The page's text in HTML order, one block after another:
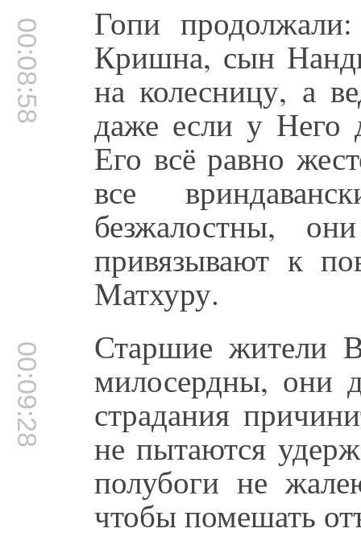
00:08:58 Гопи
Кришна, сын
на колесницу, а
даже если у Него
Его всё равно
все
безжалостны,
привязывают к
Матхуру.
00:09:28 Старшие жители
милосердны, они
страдания
не пытаются
полубоги не
чтобы помешать